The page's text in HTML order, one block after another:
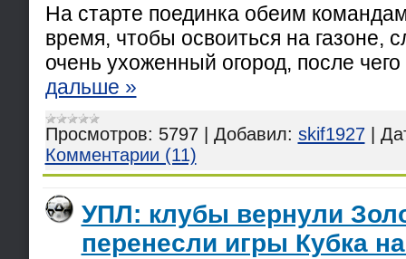
На старте поединка обеим
время, чтобы освоиться на газоне,
очень ухоженный огород, после
дальше »
Просмотров: 5797 Добавил: skif1927
Комментарии (11)
УПЛ: клубы вернули
перенесли игры Кубка